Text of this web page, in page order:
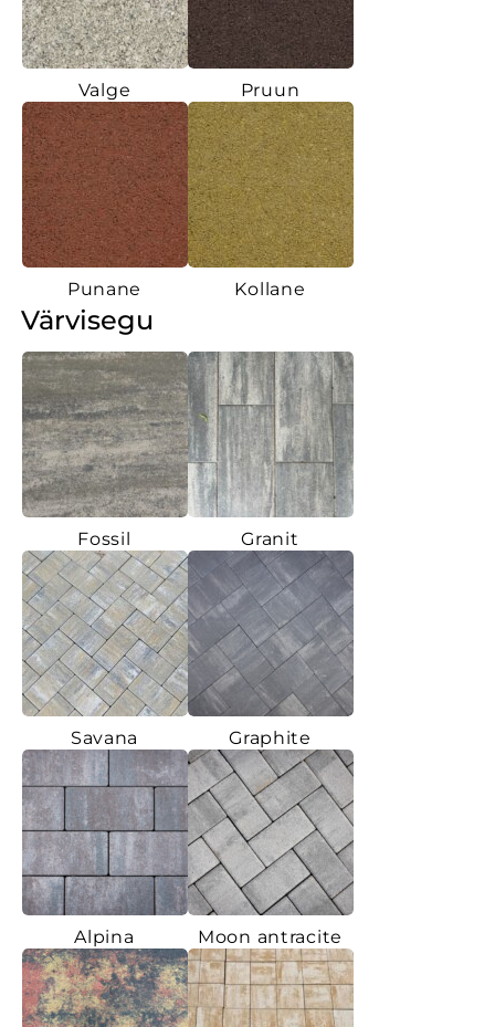
Valge Pruun
Punane Kollane
Värvisegu
Fossil Granit
Savana Graphite
Alpina Moon antracite